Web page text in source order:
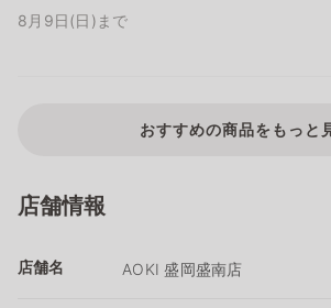
8月9日(日)まで
おすすめの商品をもっと
店舗情報
店舗名 AOKI 盛岡盛南店